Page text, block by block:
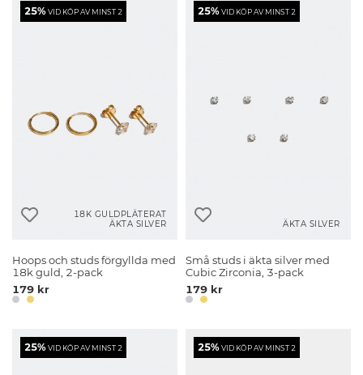
25%VID KÖP AV MINST 2
18K GULDPLÄTERAT
ÄKTA SILVER
Hoops och studs förgyllda med
18k guld, 2-pack
179 kr
25%VID KÖP AV MINST 2
ÄKTA SILVER
Små studs i äkta silver med
Cubic Zirconia, 3-pack
179 kr
25%VID KÖP AV MINST 2 25%VID KÖP AV MINST 2